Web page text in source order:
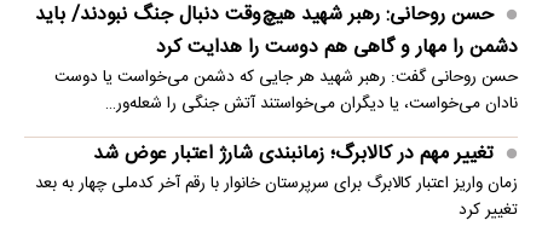
حسن روحانی: رهبر شهید هیچ‌وقت دنبال جنگ نبودند/ باید
دشمن را مهار و گاهی هم دوست را هدایت کرد
حسن روحانی گفت: رهبر شهید هر جایی که دشمن می‌خواست یا دوست
نادان می‌خواست، یا دیگران می‌خواستند آتش جنگی را شعله‌ور…
تغییر مهم در کالابرگ؛ زمانبندی‌ شارژ اعتبار عوض شد
زمان واریز اعتبار کالابرگ برای سرپرستان خانوار با رقم آخر کدملی چهار به بعد
تغییر کرد